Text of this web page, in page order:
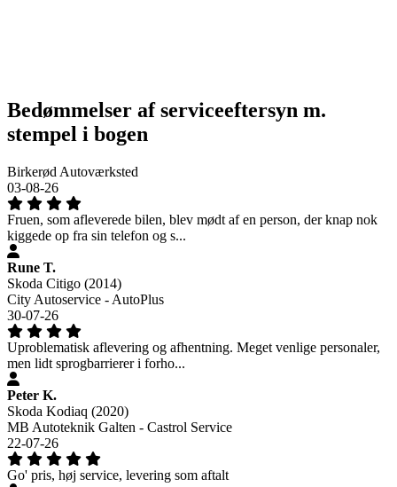
Bedømmelser af serviceeftersyn m.
stempel i bogen
Birkerød Autoværksted
03-08-26
Fruen, som afleverede bilen, blev mødt af en person, der knap nok
kiggede op fra sin telefon og s...
Rune T.
Skoda Citigo (2014)
City Autoservice - AutoPlus
30-07-26
Uproblematisk aflevering og afhentning. Meget venlige personaler,
men lidt sprogbarrierer i forho...
Peter K.
Skoda Kodiaq (2020)
MB Autoteknik Galten - Castrol Service
22-07-26
Go' pris, høj service, levering som aftalt